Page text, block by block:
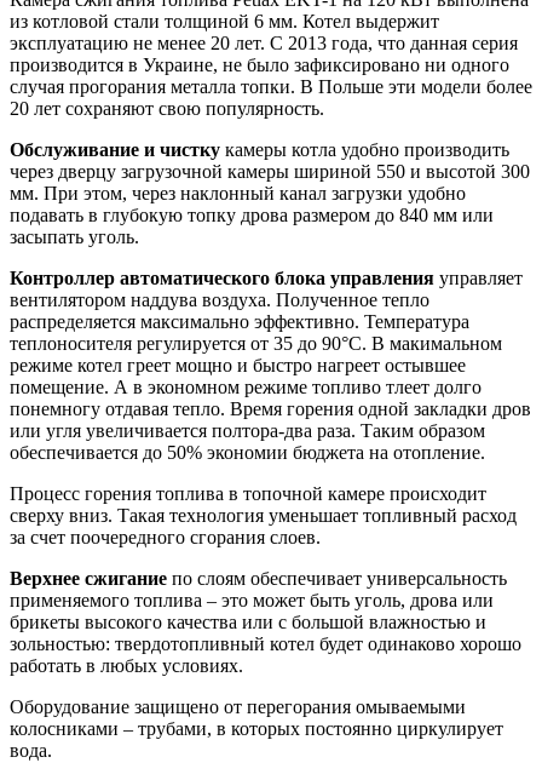
из котловой стали толщиной 6 мм. Котел выдержит
эксплуатацию не менее 20 лет. С 2013 года, что данная серия
производится в Украине, не было зафиксировано ни одного
случая прогорания металла топки. В Польше эти модели более
20 лет сохраняют свою популярность.
Обслуживание и чистку камеры котла удобно производить
через дверцу загрузочной камеры шириной 550 и высотой 300
мм. При этом, через наклонный канал загрузки удобно
подавать в глубокую топку дрова размером до 840 мм или
засыпать уголь.
Контроллер автоматического блока управления управляет
вентилятором наддува воздуха. Полученное тепло
распределяется максимально эффективно. Температура
теплоносителя регулируется от 35 до 90°С. В макимальном
режиме котел греет мощно и быстро нагреет остывшее
помещение. А в экономном режиме топливо тлеет долго
понемногу отдавая тепло. Время горения одной закладки дров
или угля увеличивается полтора-два раза. Таким образом
обеспечивается до 50% экономии бюджета на отопление.
Процесс горения топлива в топочной камере происходит
сверху вниз. Такая технология уменьшает топливный расход
за счет поочередного сгорания слоев.
Верхнее сжигание по слоям обеспечивает универсальность
применяемого топлива – это может быть уголь, дрова или
брикеты высокого качества или с большой влажностью и
зольностью: твердотопливный котел будет одинаково хорошо
работать в любых условиях.
Оборудование защищено от перегорания омываемыми
колосниками – трубами, в которых постоянно циркулирует
вода.